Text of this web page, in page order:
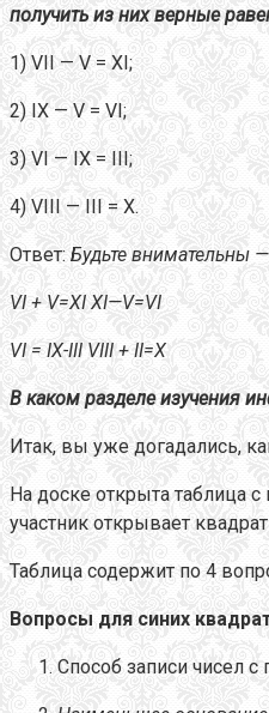
получить из них верные
1) VII — V = XI;
2) IX — V = VI;
3) VI — IX = III;
4) VIII — III = X.
Ответ: Будьте внимательны
VI + V=XI XI—V=VI
VI = IX-III VIII + II=X
В каком разделе изучения
Итак, вы уже догадались,
На доске открыта таблица
участник открывает
Таблица содержит по 4
Вопросы для синих
Способ записи чисел